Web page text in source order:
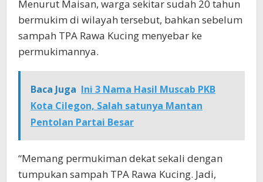
Menurut Maisan, warga sekitar sudah 20 tahun
bermukim di wilayah tersebut, bahkan sebelum
sampah TPA Rawa Kucing menyebar ke
permukimannya.
Baca Juga Ini 3 Nama Hasil Muscab PKB
Kota Cilegon, Salah satunya Mantan
Pentolan Partai Besar
“Memang permukiman dekat sekali dengan
tumpukan sampah TPA Rawa Kucing. Jadi,